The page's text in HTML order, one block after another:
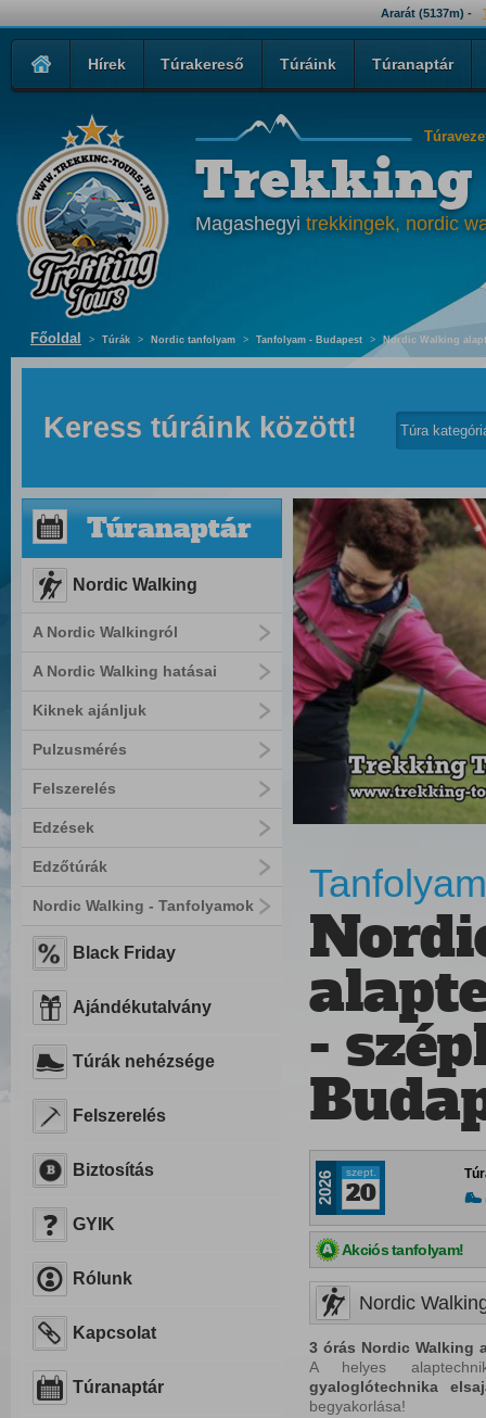
Ararát (5137m) -
Hírek Túrakereső Túráink Túranaptár
Trekking
Magashegyi trekkingek, nordic
Főoldal > Túrák > Nordic tanfolyam > Tanfolyam - Budapest > Nordic Walking
Keress túráink között!
Túranaptár
Nordic Walking
A Nordic Walkingról
A Nordic Walking hatásai
Kiknek ajánljuk
Pulzusmérés
Felszerelés
Edzések
Edzőtúrák
Nordic Walking - Tanfolyamok
Black Friday
Ajándékutalvány
Túrák nehézsége
Felszerelés
Biztosítás
GYIK
Rólunk
Kapcsolat
Túranaptár
-
2026 szept.
20
Akciós tanfolyam!
Nordic
3 órás Nordic Walking
A helyes
gyaloglótechnika
begyakorlása!